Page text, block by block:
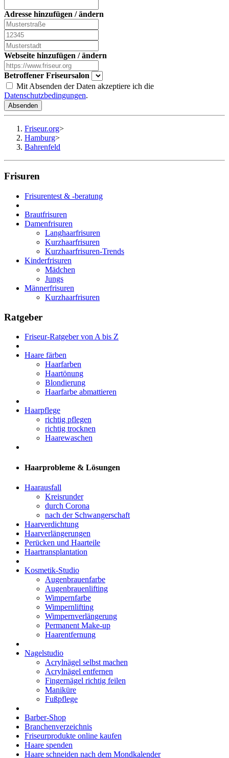
Adresse hinzufügen / ändern
Webseite hinzufügen / ändern
Betroffener Friseursalon
Mit Absenden der Daten akzeptiere ich die
Datenschutzbedingungen.
Absenden
Friseur.org>
Hamburg>
Bahrenfeld
Frisuren
Frisurentest & -beratung
Brautfrisuren
Damenfrisuren
Langhaarfrisuren
Kurzhaarfrisuren
Kurzhaarfrisuren-Trends
Kinderfrisuren
Mädchen
Jungs
Männerfrisuren
Kurzhaarfrisuren
Ratgeber
Friseur-Ratgeber von A bis Z
Haare färben
Haarfarben
Haartönung
Blondierung
Haarfarbe abmattieren
Haarpflege
richtig pflegen
richtig trocknen
Haarewaschen
Haarprobleme & Lösungen
Haarausfall
Kreisrunder
durch Corona
nach der Schwangerschaft
Haarverdichtung
Haarverlängerungen
Perücken und Haarteile
Haartransplantation
Kosmetik-Studio
Augenbrauenfarbe
Augenbrauenlifting
Wimpernfarbe
Wimpernlifting
Wimpernverlängerung
Permanent Make-up
Haarentfernung
Nagelstudio
Acrylnägel selbst machen
Acrylnägel entfernen
Fingernägel richtig feilen
Maniküre
Fußpflege
Barber-Shop
Branchenverzeichnis
Friseurprodukte online kaufen
Haare spenden
Haare schneiden nach dem Mondkalender